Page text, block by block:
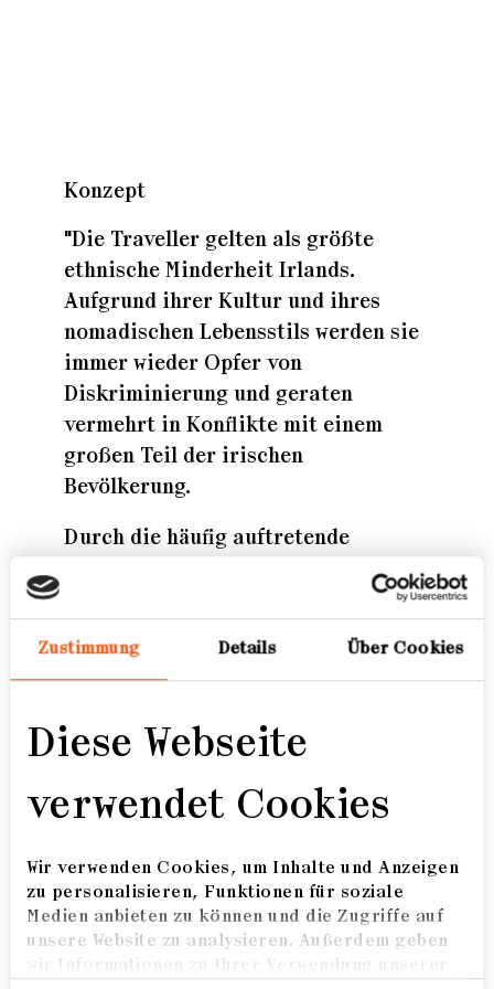
Zustimmung Details Über Cookies
Diese Webseite
verwendet Cookies
Wir verwenden Cookies, um Inhalte und Anzeigen
zu personalisieren, Funktionen für soziale
Medien anbieten zu können und die Zugriffe auf
unsere Website zu analysieren. Außerdem geben
wir Informationen zu Ihrer Verwendung unserer
Konzept
"Die Traveller gelten als größte
ethnische Minderheit Irlands.
Aufgrund ihrer Kultur und ihres
nomadischen Lebensstils werden sie
immer wieder Opfer von
Diskriminierung und geraten
vermehrt in Konflikte mit einem
großen Teil der irischen
Bevölkerung.
Durch die häufig auftretende
Ausgrenzung aus dem urbanen Raum
sind sie oftmals dazu gezwungen,
Gesellschaft zu leben. Außerhalb von
befindet sich die Carrowbrowne
Halting Site, das Zuhause von acht
Traveller-Familien. Ein temporäres
Zuhause.
Carrowbrowne' gibt Einblicke in das
Leben der dort aufwachsenden
Kinder."